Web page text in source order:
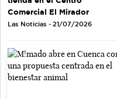
Comercial El Mirador
Las Noticias - 21/07/2026